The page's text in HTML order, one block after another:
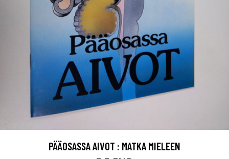
PÄÄOSASSA AIVOT : MATKA MIELEEN